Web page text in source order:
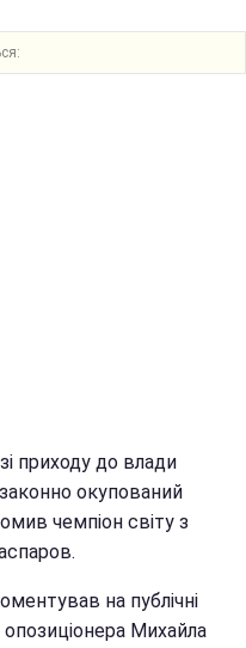
приходу до влади
окупований
чемпіон світу з
на публічні
Михайла